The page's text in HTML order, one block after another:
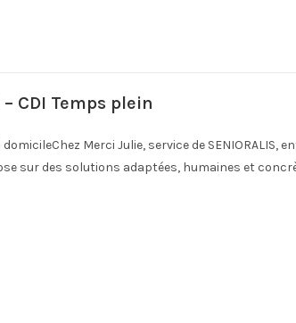
CDI Temps plein
Merci Julie, service de
sur des solutions adaptées, humaines et